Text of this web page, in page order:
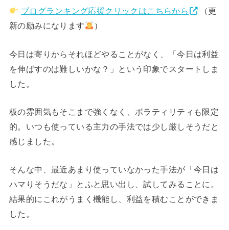
ブログランキング応援クリックはこちらから
（更
新の励みになります
）
今日は寄りからそれほどやることがなく、「今日は利益
を伸ばすのは難しいかな？」という印象でスタートしま
した。
板の雰囲気もそこまで強くなく、ボラティリティも限定
的。いつも使っている主力の手法では少し厳しそうだと
感じました。
そんな中、最近あまり使っていなかった手法が「今日は
ハマりそうだな」とふと思い出し、試してみることに。
結果的にこれがうまく機能し、利益を積むことができま
した。